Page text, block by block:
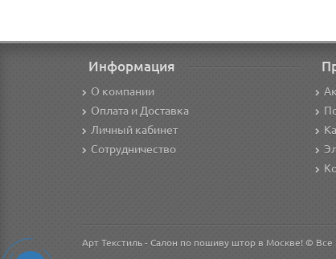
Информация
О компании
Оплата и Доставка
Личный кабинет
Сотрудничество
Арт Текстиль - Салон по пошиву штор в Москве! ©